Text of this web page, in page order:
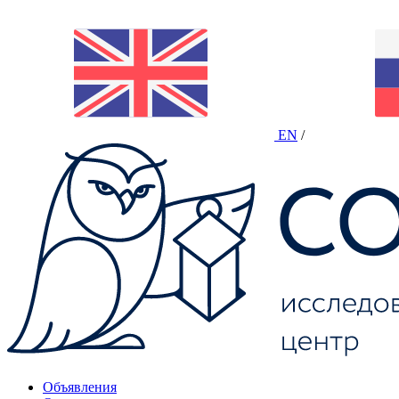
EN /
Объявления